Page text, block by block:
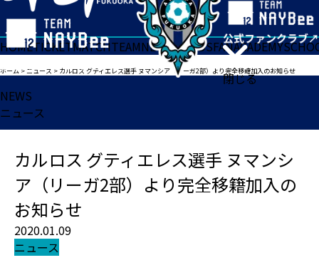
閉じる
HOMETICKETMATCHTEAMNEWSGOODSFANACADEMY
ホーム >ニュース > カルロス グティエレス選手 ヌマンシア（リーガ2部）より完全移籍加入のお知らせ
NEWS
ニュース
カルロス グティエレス選手 ヌマンシ
ア（リーガ2部）より完全移籍加入の
お知らせ
2020.01.09
ニュース